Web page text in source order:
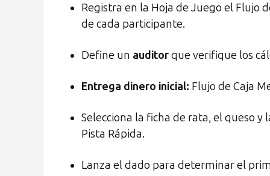
Registra en la Hoja de Juego el Flujo
de cada participante.
Define un auditorque verifique los
Entrega dinero inicial: Flujo de Caja
Selecciona la ficha de rata, el queso y
Pista Rápida.
Lanza el dado para determinar el